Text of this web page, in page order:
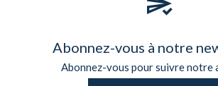
Abonnez-vous à notre
Abonnez-vous pour suivre notre